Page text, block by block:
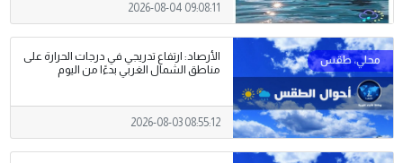
2026-08-04 09:08:11
الأرصاد: ارتفاع تدريجي في درجات الحرارة على
مناطق الشمال الغربي بدءًا من اليوم
2026-08-03 08:55:12